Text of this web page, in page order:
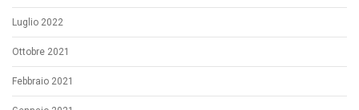
Luglio 2022
Ottobre 2021
Febbraio 2021